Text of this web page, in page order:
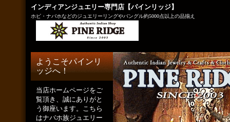
インディアンジュエリー専門店【パインリッジ】
ホピ・ナバホなどのジュエリーリングやバングル約5000点以上の品揃え
ようこそパインリ
ッジへ！
当店ホームページをご
覧頂き、誠にありがと
う御座います。こちら
はナバホ族ジュエリー